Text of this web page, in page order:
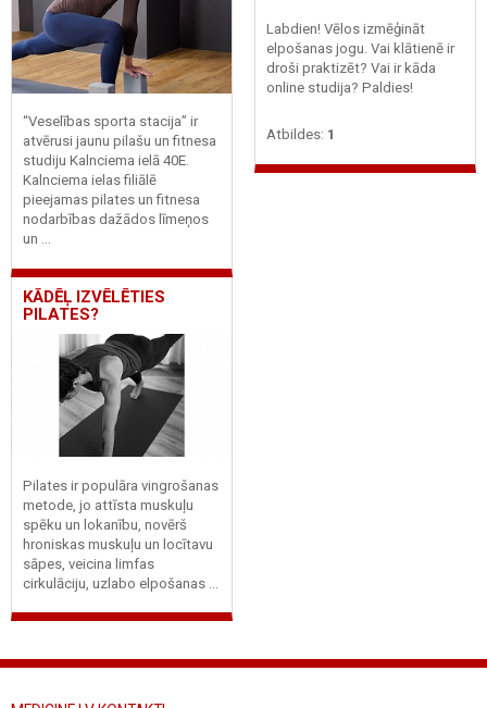
“Veselības sporta stacija” ir
atvērusi jaunu pilašu un fitnesa
studiju Kalnciema ielā 40E.
Kalnciema ielas filiālē
pieejamas pilates un fitnesa
nodarbības dažādos līmeņos
un ...
KĀDĒĻ IZVĒLĒTIES
PILATES?
Pilates ir populāra vingrošanas
metode, jo attīsta muskuļu
spēku un lokanību, novērš
hroniskas muskuļu un locītavu
sāpes, veicina limfas
cirkulāciju, uzlabo elpošanas ...
Labdien! Vēlos izmēģināt
elpošanas jogu. Vai klātienē ir
droši praktizēt? Vai ir kāda
online studija? Paldies!
Atbildes: 1